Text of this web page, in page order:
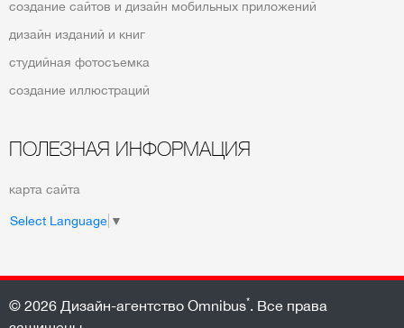
создание сайтов и дизайн мобильных приложений
дизайн изданий и книг
студийная фотосъемка
создание иллюстраций
ПОЛЕЗНАЯ ИНФОРМАЦИЯ
карта сайта
Select Language ▼
© 2026 Дизайн-агентство Omnibus*
. Все права